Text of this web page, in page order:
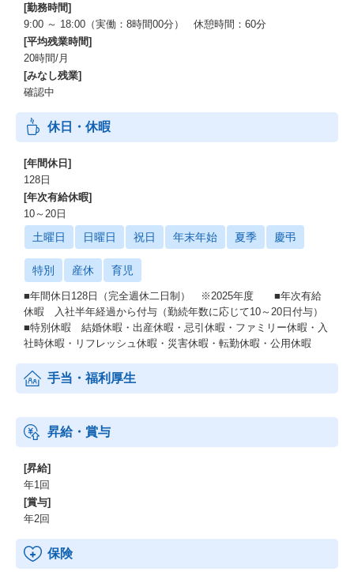
[勤務時間]
9:00 ～ 18:00（実働：8時間00分） 休憩時間：60分
[平均残業時間]
20時間/月
[みなし残業]
確認中
休日・休暇
[年間休日]
128日
[年次有給休暇]
10～20日
土曜日 日曜日 祝日 年末年始 夏季 慶弔
特別 産休 育児
■年間休日128日（完全週休二日制） ※2025年度 ■年次有給
休暇 入社半年経過から付与（勤続年数に応じて10～20日付与）
■特別休暇 結婚休暇・出産休暇・忌引休暇・ファミリー休暇・入
社時休暇・リフレッシュ休暇・災害休暇・転勤休暇・公用休暇
手当・福利厚生
昇給・賞与
[昇給]
年1回
[賞与]
年2回
保険